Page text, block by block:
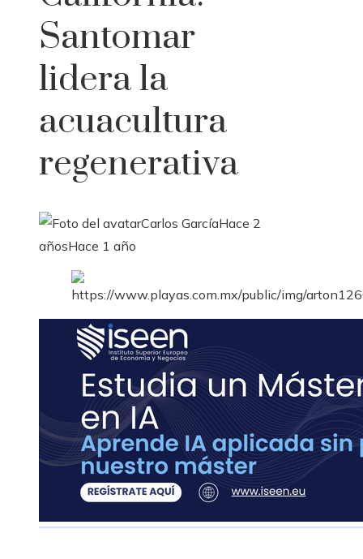
Santomar
lidera la
acuacultura
regenerativa
Carlos GarcíaHace 2
añosHace 1 año